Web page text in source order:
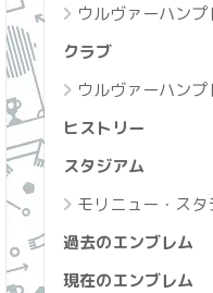
ウルヴァーハンプ
クラブ
ウルヴァーハン
ヒストリー
スタジアム
モリニュー・スタ
過去のエンブレム
現在のエンブレム